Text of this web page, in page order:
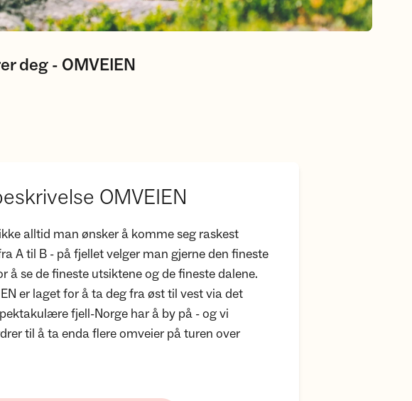
deg - OMVEIEN
OMVEIEN
alltid man ønsker å komme seg raskest
A til B - på fjellet velger man gjerne den fineste
å se de fineste utsiktene og de fineste dalene.
er laget for å ta deg fra øst til vest via det
fjell-Norge har å by på - og vi
til å ta enda flere omveier på turen over